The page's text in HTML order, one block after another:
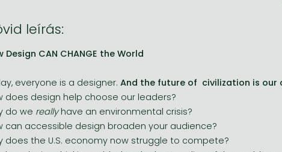
leírás:
Design CAN CHANGE the World
everyone is a designer. And the future of civilization is our
does design help choose our leaders?
do we reallyhave an environmental crisis?
can accessible design broaden your audience?
does the U.S. economy now struggle to compete?